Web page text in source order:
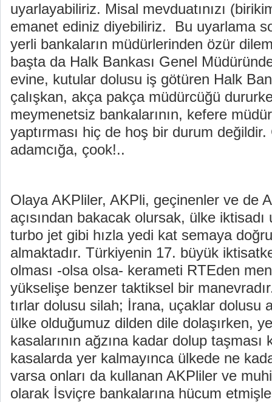
uyarlayabiliriz. Misal mevduatınızı
emanet ediniz diyebiliriz. Bu uyarlama
yerli bankaların müdürlerinden özür
başta da Halk Bankası Genel
evine, kutular dolusu iş götüren Halk
çalışkan, akça pakça müdürcüğü
meymenetsiz bankalarının, kefere
yaptırması hiç de hoş bir durum
adamcığa, çook!..
Olaya AKPliler, AKPli, geçinenler ve de
açısından bakacak olursak, ülke
turbo jet gibi hızla yedi kat semaya
almaktadır. Türkiyenin 17. büyük
olması -olsa olsa- kerameti RTEden
yükselişe benzer taktiksel bir
tırlar dolusu silah; İrana, uçaklar dolusu
ülke olduğumuz dilden dile dolaşırken,
kasalarının ağzına kadar dolup taşması
kasalarda yer kalmayınca ülkede ne
varsa onları da kullanan AKPliler ve
olarak İsviçre bankalarına hücum